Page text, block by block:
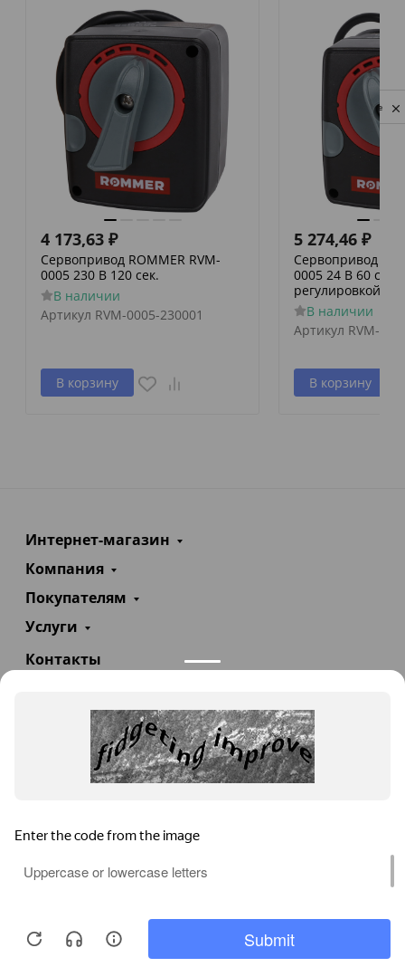
4 173,63 ₽
Сервопривод ROMMER RVM-
0005 230 В 120 сек.
В наличии
Артикул RVM-0005-230001
В корзину
5 274,46 ₽
Сервопривод
0005 24 В 60
регулировкой по
В наличии
Артикул RVM-
В корзину
Интернет-магазин
Компания
Покупателям
Услуги
Контакты
info@teploexpert.com
Пн—Сб 09:00 – 18:00
TeploExpert.com © 2008 - 2026 Оборудование для
систем отопления, водоснабжения, канализации
Privacy notice